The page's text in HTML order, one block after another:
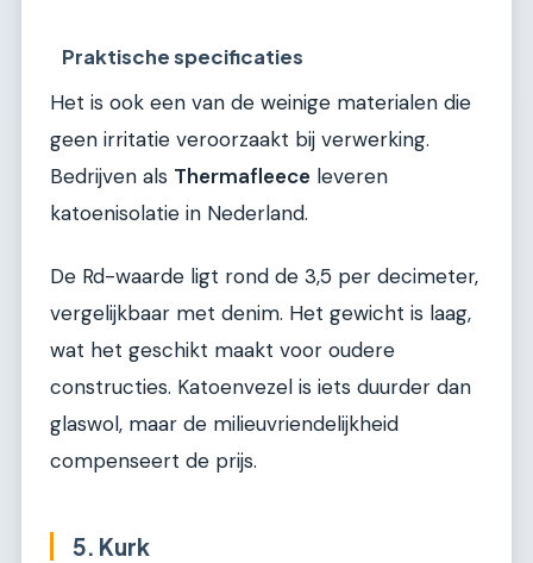
Praktische specificaties
Het is ook een van de weinige materialen die
geen irritatie veroorzaakt bij verwerking.
Bedrijven als Thermafleece leveren
katoenisolatie in Nederland.
De Rd-waarde ligt rond de 3,5 per decimeter,
vergelijkbaar met denim. Het gewicht is laag,
wat het geschikt maakt voor oudere
constructies. Katoenvezel is iets duurder dan
glaswol, maar de milieuvriendelijkheid
compenseert de prijs.
5. Kurk